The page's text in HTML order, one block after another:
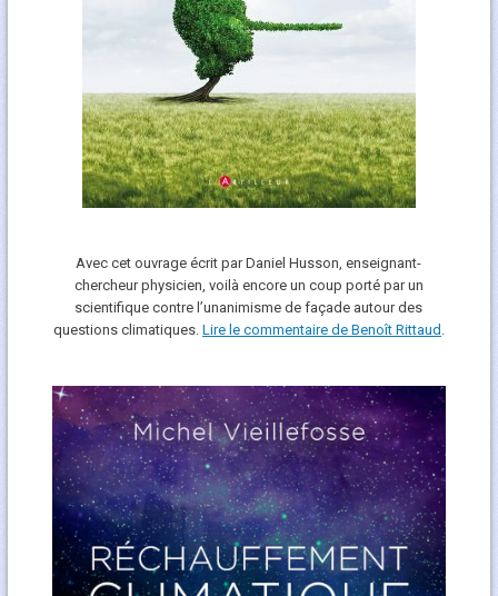
Avec cet ouvrage écrit par Daniel Husson, enseignant-
chercheur physicien, voilà encore un coup porté par un
scientifique contre l’unanimisme de façade autour des
questions climatiques. Lire le commentaire de Benoît Rittaud